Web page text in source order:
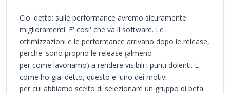
Cio' detto: sulle performance avremo sicuramente
miglioramenti. E' cosi' che va il software. Le
ottimizzazioni e le performance arrivano dopo le release,
perche' sono proprio le release (almeno
per come lavoriamo) a rendere visibili i punti dolenti. E
come ho gia' detto, questo e' uno dei motivi
per cui abbiamo scelto di selezionare un gruppo di beta